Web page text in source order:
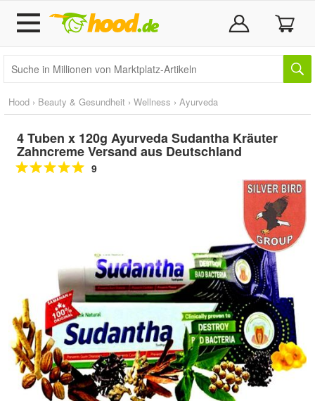
Hood › Beauty & Gesundheit › Wellness › Ayurveda
4 Tuben x 120g Ayurveda Sudantha Kräuter
Zahncreme Versand aus Deutschland
9